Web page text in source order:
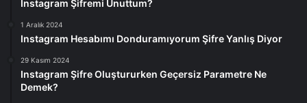
Instagram Şifremi Unuttum?
1 Aralık 2024
Instagram Hesabımı Donduramıyorum Şifre Yanlış Diyor
29 Kasım 2024
Instagram Şifre Oluştururken Geçersiz Parametre Ne
Demek?